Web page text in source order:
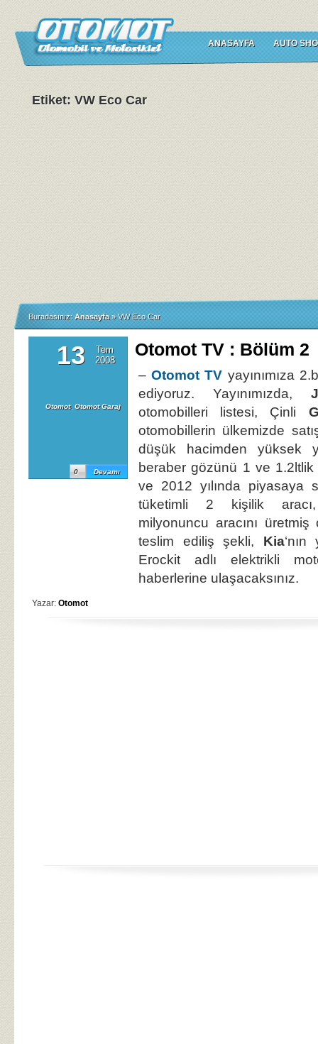
ANASAYFA AUTO
Etiket: VW Eco Car
Buradasınız: Anasayfa » VW Eco Car
13
Tem
2008
Otomot, Otomot Garaj
Devamı
0
Otomot TV : Bölüm 2
–Otomot TV yayınımıza
ediyoruz. Yayınımızda,
otomobilleri listesi, Çinli
otomobillerin ülkemizde
düşük hacimden yüksek
beraber gözünü 1 ve
ve 2012 yılında piyasaya
tüketimli 2 kişilik
milyonuncu aracını üretmiş
teslim ediliş şekli, Kia
Erockit adlı elektrikli
haberlerine ulaşacaksınız.
Yazar: Otomot